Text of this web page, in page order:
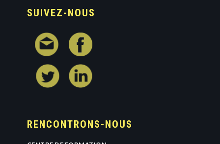
SUIVEZ-NOUS
RENCONTRONS-NOUS